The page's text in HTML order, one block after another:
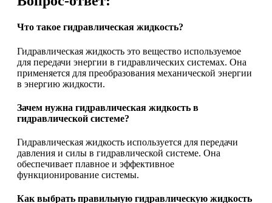
Что такое гидравлическая жидкость?
Гидравлическая жидкость это вещество используемое
для передачи энергии в гидравлических системах. Она
применяется для преобразования механической энергии
в энергию жидкости.
Зачем нужна гидравлическая жидкость в
гидравлической системе?
Гидравлическая жидкость используется для передачи
давления и силы в гидравлической системе. Она
обеспечивает плавное и эффективное
функционирование системы.
Как выбрать правильную гидравлическую жидкость